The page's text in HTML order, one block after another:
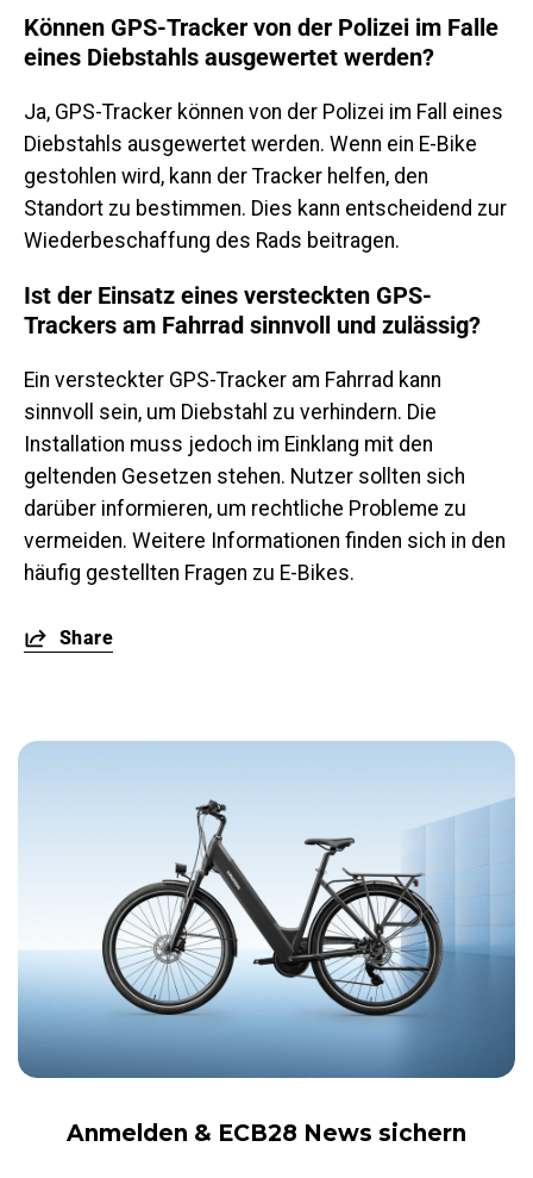
Können GPS-Tracker von der Polizei im Falle
eines Diebstahls ausgewertet werden?
Ja, GPS-Tracker können von der Polizei im Fall eines
Diebstahls ausgewertet werden. Wenn ein E-Bike
gestohlen wird, kann der Tracker helfen, den
Standort zu bestimmen. Dies kann entscheidend zur
Wiederbeschaffung des Rads beitragen.
Ist der Einsatz eines versteckten GPS-
Trackers am Fahrrad sinnvoll und zulässig?
Ein versteckter GPS-Tracker am Fahrrad kann
sinnvoll sein, um Diebstahl zu verhindern. Die
Installation muss jedoch im Einklang mit den
geltenden Gesetzen stehen. Nutzer sollten sich
darüber informieren, um rechtliche Probleme zu
vermeiden. Weitere Informationen finden sich in den
häufig gestellten Fragen zu E-Bikes.
Share
Anmelden & ECB28 News sichern